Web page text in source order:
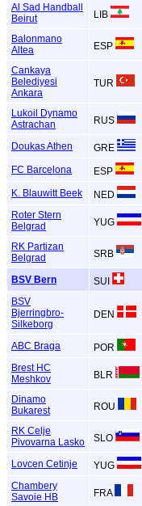
Al Sad Handball
Beirut
LIB
Balonmano
Altea
ESP
Cankaya
Belediyesi
Ankara
TUR
Lukoil Dynamo
Astrachan
RUS
Doukas Athen GRE
FC Barcelona ESP
K. Blauwitt Beek NED
Roter Stern
Belgrad
YUG
RK Partizan
Belgrad
SRB
BSV Bern SUI
BSV
Bjerringbro-
Silkeborg
DEN
ABC Braga POR
Brest HC
Meshkov
BLR
Dinamo
Bukarest
ROU
RK Celje
Pivovarna Lasko
SLO
Lovcen Cetinje YUG
Chambery
Savoie HB
FRA